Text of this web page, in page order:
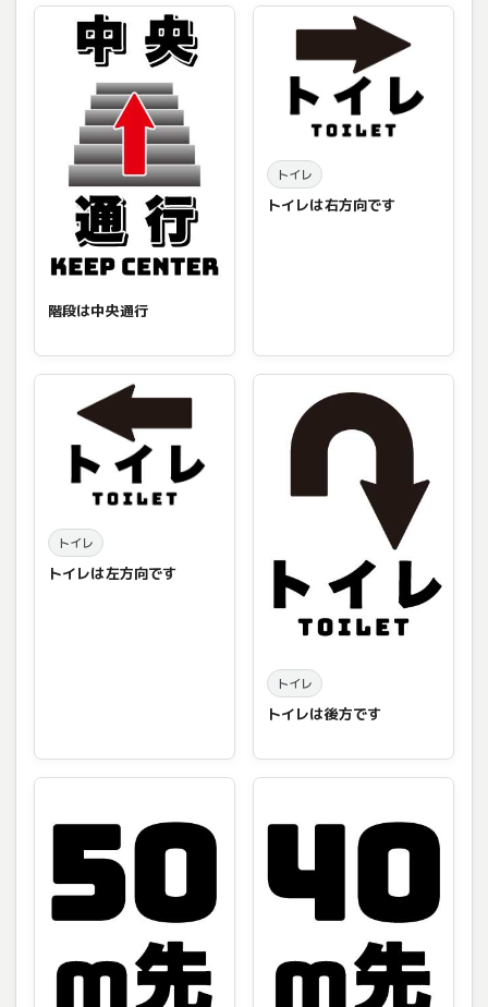
階段は中央通行
トイレ
トイレは右方向です
トイレ
トイレは左方向です
トイレ
トイレは後方です